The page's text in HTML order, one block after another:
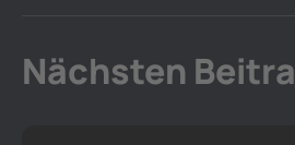
Nächsten